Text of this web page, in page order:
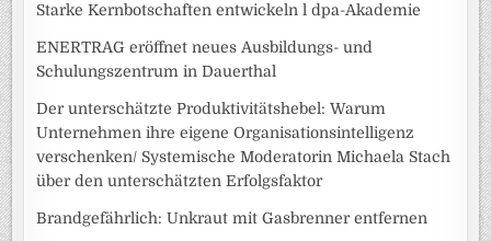
Starke Kernbotschaften entwickeln l dpa-Akademie
ENERTRAG eröffnet neues Ausbildungs- und
Schulungszentrum in Dauerthal
Der unterschätzte Produktivitätshebel: Warum
Unternehmen ihre eigene Organisationsintelligenz
verschenken/ Systemische Moderatorin Michaela Stach
über den unterschätzten Erfolgsfaktor
Brandgefährlich: Unkraut mit Gasbrenner entfernen